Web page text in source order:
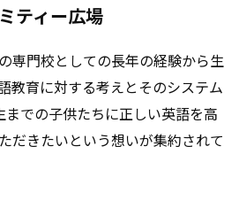
ティー広場
専門校としての長年の経験から生
教育に対する考えとそのシステム
での子供たちに正しい英語を高
だきたいという想いが集約されて